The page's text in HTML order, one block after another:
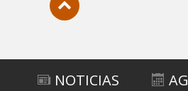
NOTICIAS